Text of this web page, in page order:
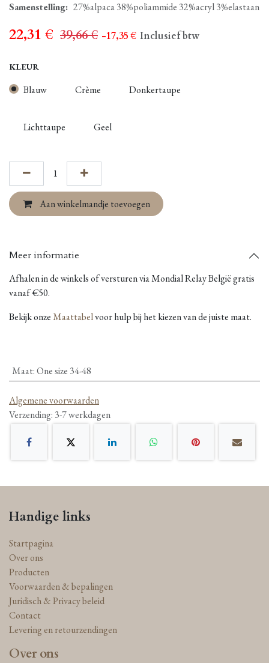
Samenstelling: 27%alpaca 38%poliammide 32%acryl 3%elastaan
22,31 € 39,66€ - 17,35€ Inclusief btw
KLEUR
Blauw Crème Donkertaupe
Lichttaupe Geel
Aan winkelmandje toevoegen
Meer informatie
Afhalen in de winkels of versturen via Mondial Relay België gratis
vanaf €50.
Bekijk onzeMaattabelvoor hulp bij het kiezen van de juiste maat.
Maat:One size 34-48
Algemene voorwaarden
Verzending: 3-7 werkdagen
Handige links
Startpagina
Over ons
Producten
Voorwaarden & bepalingen
Juridisch & Privacy beleid
Contact
Levering en retourzendingen
Over ons